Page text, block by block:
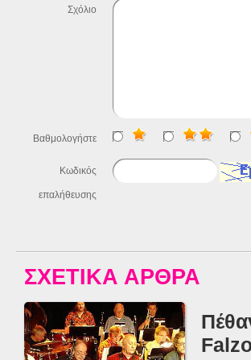
Σχόλιο
Βαθμολογήστε
Κωδικός
επαλήθευσης
ΣΧΕΤΙΚΑ ΑΡΘΡΑ